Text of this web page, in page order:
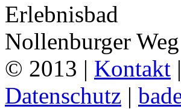
Erlebnisbad
Nollenburger
© 2013 | Kontakt |
Datenschutz |